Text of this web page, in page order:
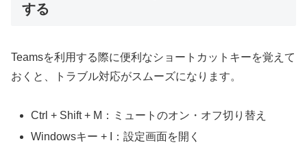
する
Teamsを利用する際に便利なショートカットキーを覚えて
おくと、トラブル対応がスムーズになります。
Ctrl + Shift + M：ミュートのオン・オフ切り替え
Windowsキー + I：設定画面を開く